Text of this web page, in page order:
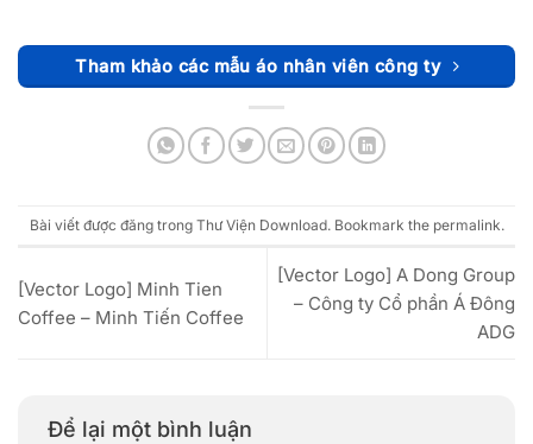
Tham khảo các mẫu áo nhân viên công ty
Bài viết được đăng trong Thư Viện Download. Bookmark the permalink.
[Vector Logo] Minh Tien
Coffee – Minh Tiến Coffee
[Vector Logo] A Dong Group
– Công ty Cổ phần Á Đông
ADG
Để lại một bình luận